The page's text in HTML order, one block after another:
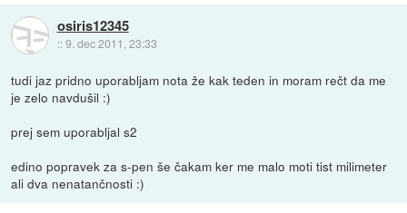
osiris12345
::9. dec 2011, 23:33
tudi jaz pridno uporabljam nota že kak teden in moram rečt da me
je zelo navdušil :)
prej sem uporabljal s2
edino popravek za s-pen še čakam ker me malo moti tist milimeter
ali dva nenatančnosti :)